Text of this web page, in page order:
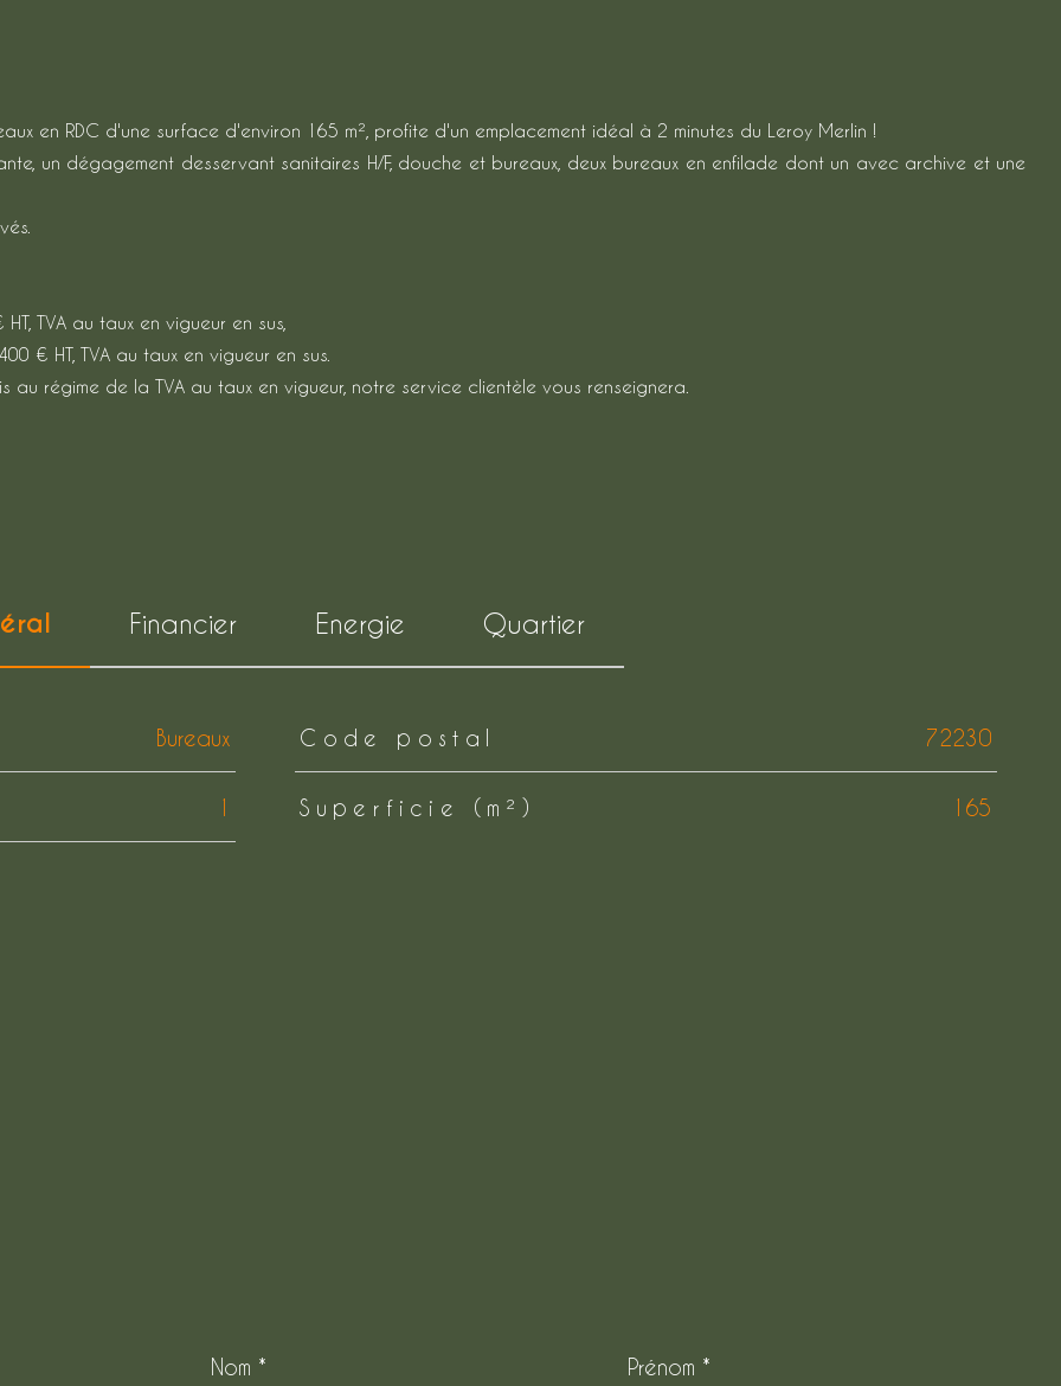
en RDC d'une surface d'environ 165 m², profite d'un emplacement idéal à 2 minutes du Leroy Merlin !
un dégagement desservant sanitaires H/F, douche et bureaux, deux bureaux en enfilade dont un avec archive et une
TVA au taux en vigueur en sus,
€ HT, TVA au taux en vigueur en sus.
au régime de la TVA au taux en vigueur, notre service clientèle vous renseignera.
Financier Energie Quartier
Bureaux Code postal 72230
1 Superficie (m²) 165
*
*